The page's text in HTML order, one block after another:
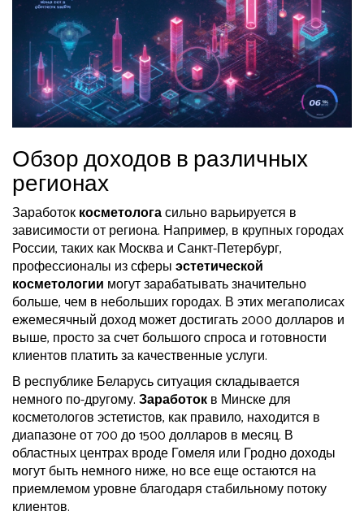
Обзор доходов в различных
регионах
Заработоккосметологасильно варьируется в
зависимости от региона. Например, в крупных городах
России, таких как Москва и Санкт-Петербург,
профессионалы из сферыэстетической
косметологии могут зарабатывать значительно
больше, чем в небольших городах. В этих мегаполисах
ежемесячный доход может достигать 2000 долларов и
выше, просто за счет большого спроса и готовности
клиентов платить за качественные услуги.
В республике Беларусь ситуация складывается
немного по-другому.Заработокв Минске для
косметологов эстетистов, как правило, находится в
диапазоне от 700 до 1500 долларов в месяц. В
областных центрах вроде Гомеля или Гродно доходы
могут быть немного ниже, но все еще остаются на
приемлемом уровне благодаря стабильному потоку
клиентов.